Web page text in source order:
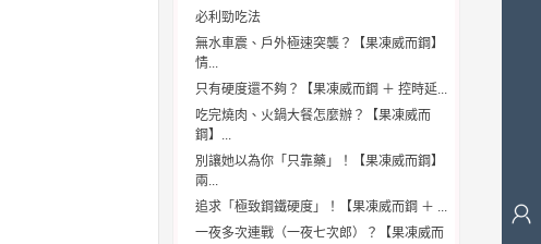
必利勁吃法
無水車震、戶外極速突襲？【果凍威而鋼】
情...
只有硬度還不夠？【果凍威而鋼 ＋ 控時延...
吃完燒肉、火鍋大餐怎麼辦？【果凍威而
鋼】...
別讓她以為你「只靠藥」！【果凍威而鋼】
兩...
追求「極致鋼鐵硬度」！【果凍威而鋼 ＋ ...
一夜多次連戰（一夜七次郎）？【果凍威而